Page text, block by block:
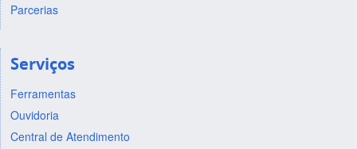
Parcerias
Serviços
Ferramentas
Ouvidoria
Central de Atendimento